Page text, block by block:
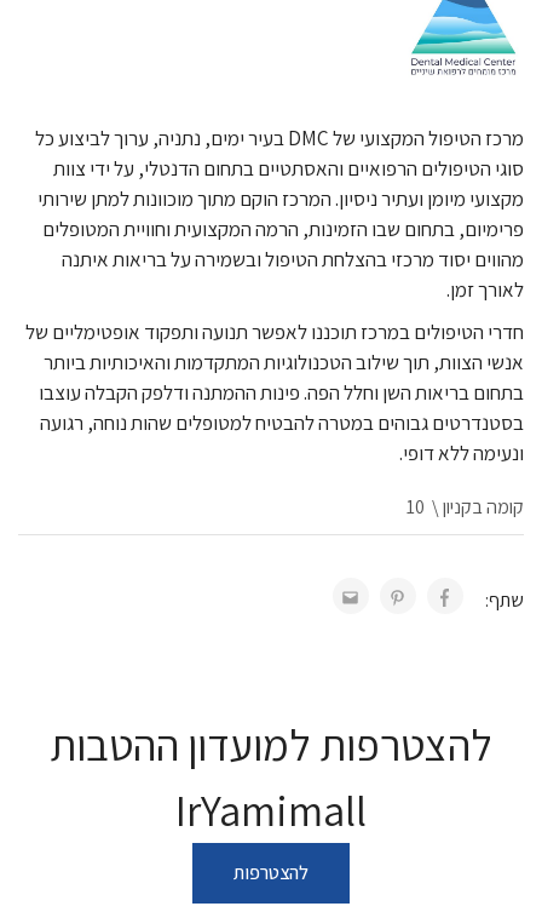
מרכז הטיפול המקצועי של DMC בעיר ימים, נתניה, ערוך לביצוע כל
סוגי הטיפולים הרפואיים והאסתטיים בתחום הדנטלי, על ידי צוות
מקצועי מיומן ועתיר ניסיון. המרכז הוקם מתוך מוכוונות למתן שירותי
פרימיום, בתחום שבו הזמינות, הרמה המקצועית וחוויית המטופלים
מהווים יסוד מרכזי בהצלחת הטיפול ובשמירה על בריאות איתנה
לאורך זמן.
חדרי הטיפולים במרכז תוכננו לאפשר תנועה ותפקוד אופטימליים של
אנשי הצוות, תוך שילוב הטכנולוגיות המתקדמות והאיכותיות ביותר
בתחום בריאות השן וחלל הפה. פינות ההמתנה ודלפק הקבלה עוצבו
בסטנדרטים גבוהים במטרה להבטיח למטופלים שהות נוחה, רגועה
ונעימה ללא דופי.
קומה בקניון \ 10
שתף:
להצטרפות למועדון ההטבות
IrYamimall
להצטרפות